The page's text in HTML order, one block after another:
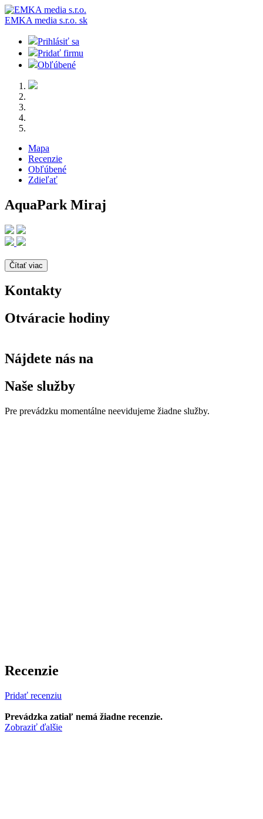
EMKA media s.r.o. sk
Prihlásiť sa
Pridať firmu
Obľúbené
Mapa
Recenzie
Obľúbené
Zdieľať
AquaPark Miraj
Čítať viac
Kontakty
Otváracie hodiny
Nájdete nás na
Naše služby
Pre prevádzku momentálne neevidujeme žiadne služby.
Recenzie
Pridať recenziu
Prevádzka zatiaľ nemá žiadne recenzie.
Zobraziť ďalšie